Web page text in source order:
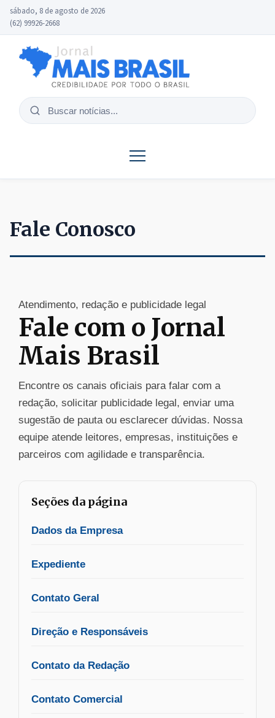
sábado, 8 de agosto de 2026
(62) 99926-2668
Buscar
Fale Conosco
Atendimento, redação e publicidade legal
Fale com o Jornal
Mais Brasil
Encontre os canais oficiais para falar com a
redação, solicitar publicidade legal, enviar uma
sugestão de pauta ou esclarecer dúvidas. Nossa
equipe atende leitores, empresas, instituições e
parceiros com agilidade e transparência.
Seções da página
Dados da Empresa
Expediente
Contato Geral
Direção e Responsáveis
Contato da Redação
Contato Comercial